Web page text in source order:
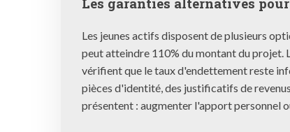
Les jeunes actifs disposent de plusieurs
peut atteindre 110% du montant du projet.
vérifient que le taux d'endettement reste
pièces d'identité, des justificatifs de
présentent : augmenter l'apport personnel